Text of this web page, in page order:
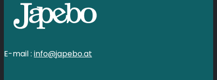
E-mail : info@japebo.at